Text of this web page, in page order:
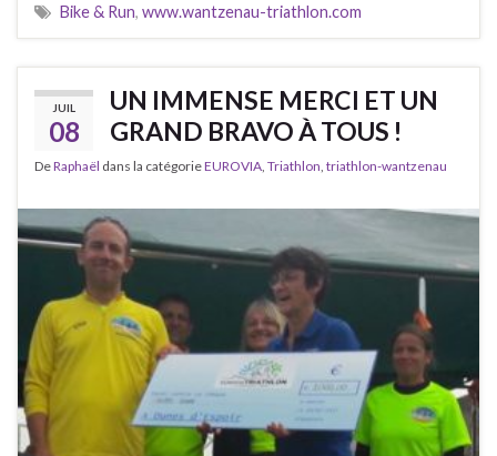
Bike & Run, www.wantzenau-triathlon.com
JUIL
08
UN IMMENSE MERCI ET UN
GRAND BRAVO À TOUS !
DeRaphaël dans la catégorieEUROVIA Triathlon triathlon-wantzenau